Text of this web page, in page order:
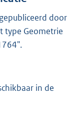
s
door
type Geometrie
in de